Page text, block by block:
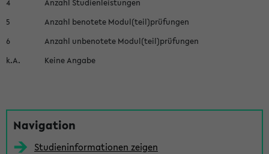
4
Anzahl Studienleistungen
5
Anzahl benotete Modul(teil)prüfungen
6
Anzahl unbenotete Modul(teil)prüfungen
k.A.
Keine Angabe
Navigation
Studieninformationen zeigen